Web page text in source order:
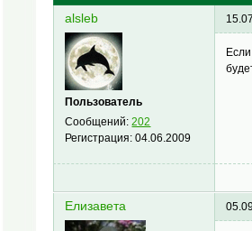
alsleb
Пользователь
Сообщений:202
Регистрация:04.06.2009
Елизавета